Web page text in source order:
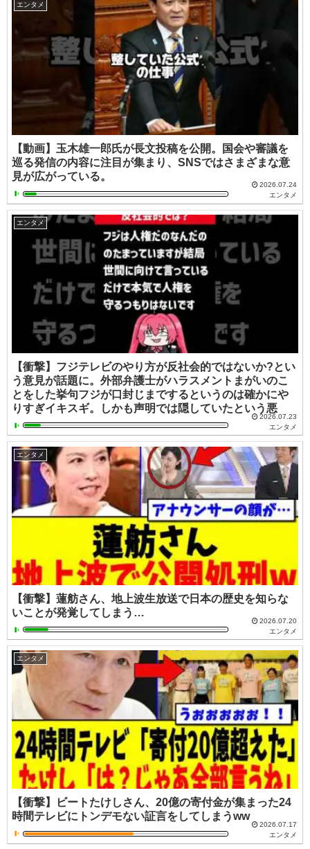
エンタメ
【動画】玉木雄一郎氏が長文投稿を公開。国会や審議を
巡る発信の内容に注目が集まり、SNSではさまざまな意
見が広がっている。
2026.07.24
エンタメ
エンタメ
【衝撃】フジテレビのやり方が反社会的ではないか?とい
う意見が話題に。外部弁護士がハラスメントまがいのこ
とをした挙句フジが口封じまでするというのは確かにや
りすぎイキスギ。しかも声明では隠していたという悪
2026.07.23
エンタメ
エンタメ
【衝撃】蓮舫さん、地上波生放送で日本の歴史を知らな
いことが発覚してしまう…
2026.07.20
エンタメ
エンタメ
【衝撃】ビートたけしさん、20億の寄付金が集まった24
時間テレビにトンデモない証言をしてしまうww
2026.07.17
エンタメ